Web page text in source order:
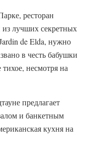
ресторан
лучших секретных
de Elda, нужно
в честь бабушки
несмотря на
предлагает
и банкетным
кухня на